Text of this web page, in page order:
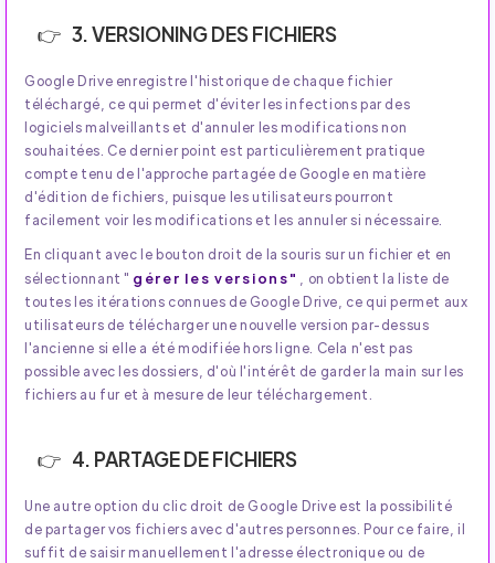
3. VERSIONING DES FICHIERS
Google Drive enregistre l'historique de chaque fichier
téléchargé, ce qui permet d'éviter les infections par des
logiciels malveillants et d'annuler les modifications non
souhaitées. Ce dernier point est particulièrement pratique
compte tenu de l'approche partagée de Google en matière
d'édition de fichiers, puisque les utilisateurs pourront
facilement voir les modifications et les annuler si nécessaire.
En cliquant avec le bouton droit de la souris sur un fichier et en
sélectionnant " gérer les versions" , on obtient la liste de
toutes les itérations connues de Google Drive, ce qui permet aux
utilisateurs de télécharger une nouvelle version par-dessus
l'ancienne si elle a été modifiée hors ligne. Cela n'est pas
possible avec les dossiers, d'où l'intérêt de garder la main sur les
fichiers au fur et à mesure de leur téléchargement.
4. PARTAGE DE FICHIERS
Une autre option du clic droit de Google Drive est la possibilité
de partager vos fichiers avec d'autres personnes. Pour ce faire, il
suffit de saisir manuellement l'adresse électronique ou de